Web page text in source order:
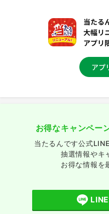
お得なキャンペー
当たるんです公式
抽選情報やキ
お得な情報を